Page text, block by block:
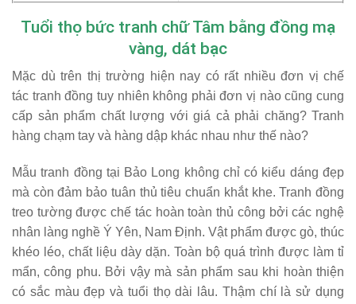
Tuổi thọ bức tranh chữ Tâm bằng đồng mạ
vàng, dát bạc
Mặc dù trên thị trường hiện nay có rất nhiều đơn vị chế
tác tranh đồng tuy nhiên không phải đơn vị nào cũng cung
cấp sản phẩm chất lượng với giá cả phải chăng? Tranh
hàng chạm tay và hàng dập khác nhau như thế nào?
Mẫu tranh đồng tại Bảo Long không chỉ có kiểu dáng đẹp
mà còn đảm bảo tuân thủ tiêu chuẩn khắt khe. Tranh đồng
treo tường được chế tác hoàn toàn thủ công bởi các nghệ
nhân làng nghề Ý Yên, Nam Định. Vật phẩm được gò, thúc
khéo léo, chất liệu dày dặn. Toàn bộ quá trình được làm tỉ
mẩn, công phu. Bởi vậy mà sản phẩm sau khi hoàn thiện
có sắc màu đẹp và tuổi thọ dài lâu. Thậm chí là sử dụng